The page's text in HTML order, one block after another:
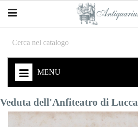
MENU
Veduta dell'Anfiteatro di Lucca